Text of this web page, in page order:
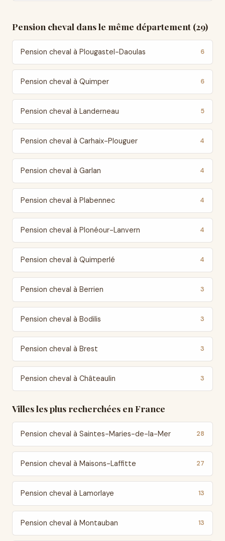
Pension cheval dans le même département (29)
Pension cheval à Plougastel-Daoulas 6
Pension cheval à Quimper 6
Pension cheval à Landerneau 5
Pension cheval à Carhaix-Plouguer 4
Pension cheval à Garlan 4
Pension cheval à Plabennec 4
Pension cheval à Plonéour-Lanvern 4
Pension cheval à Quimperlé 4
Pension cheval à Berrien 3
Pension cheval à Bodilis 3
Pension cheval à Brest 3
Pension cheval à Châteaulin 3
Villes les plus recherchées en France
Pension cheval à Saintes-Maries-de-la-Mer 28
Pension cheval à Maisons-Laffitte 27
Pension cheval à Lamorlaye 13
Pension cheval à Montauban 13